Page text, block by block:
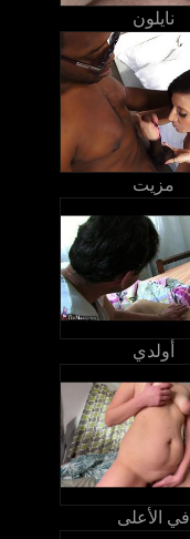
نايلون
مزيت
أولدي
في الأعلى